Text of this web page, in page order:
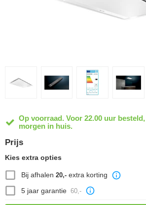
Op voorraad. Voor 22.00 uur besteld,
morgen in huis.
Prijs
Kies extra opties
Bij afhalen 20,-extra korting
5 jaar garantie 60,-